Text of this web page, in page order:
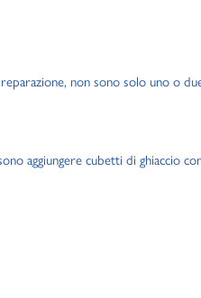
non sono solo uno o
aggiungere cubetti di ghiaccio